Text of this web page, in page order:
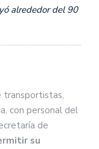
alrededor del 90
transportistas,
con personal del
de
su